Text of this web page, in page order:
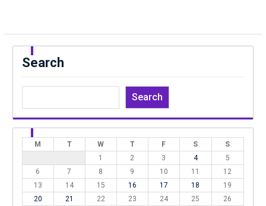
Search
Search
M T W T F S
S
1
2 3 4
5
6
7 8 9 10 11
12
13
14 15 16 17 18
19
20
21 22 23 24 25
26